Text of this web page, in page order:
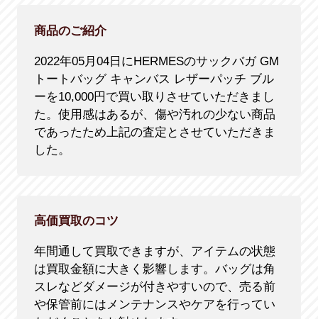
商品のご紹介
2022年05月04日にHERMESのサックバガ GM
トートバッグ キャンバス レザーパッチ ブル
ーを10,000円で買い取りさせていただきまし
た。使用感はあるが、傷や汚れの少ない商品
であったため上記の査定とさせていただきま
した。
高価買取のコツ
年間通して買取できますが、アイテムの状態
は買取金額に大きく影響します。バッグは角
スレなどダメージが付きやすいので、売る前
や保管前にはメンテナンスやケアを行ってい